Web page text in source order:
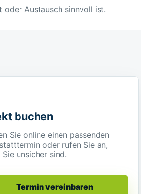
oder Austausch sinnvoll ist.
buchen
Sie online einen passenden
oder rufen Sie an,
Sie unsicher sind.
Termin vereinbaren